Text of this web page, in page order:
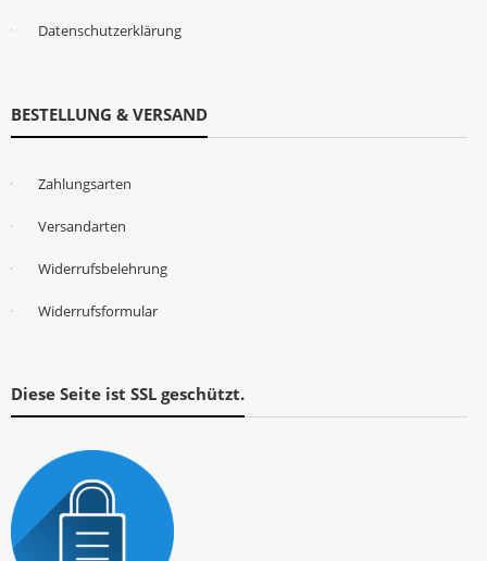
Datenschutzerklärung
BESTELLUNG & VERSAND
Zahlungsarten
Versandarten
Widerrufsbelehrung
Widerrufsformular
Diese Seite ist SSL geschützt.